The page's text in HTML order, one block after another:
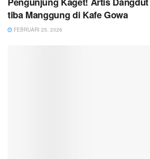
tiba Manggung di Kafe Gowa
FEBRUARI 25, 2026